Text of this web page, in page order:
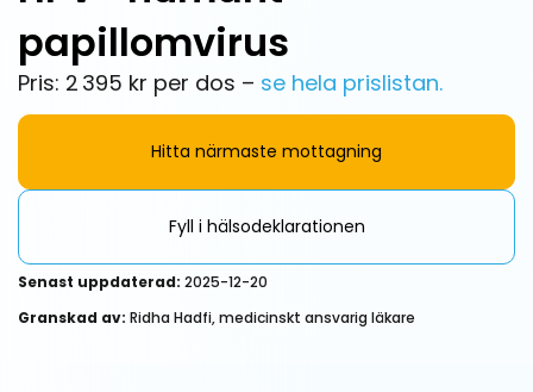
papillomvirus
Pris: 2 395 kr per dos – se hela prislistan.
Hitta närmaste mottagning
Fyll i hälsodeklarationen
Senast uppdaterad: 2025-12-20
Granskad av: Ridha Hadfi, medicinskt ansvarig läkare